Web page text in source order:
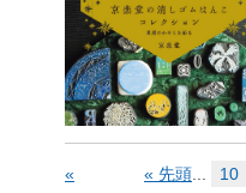
« 先頭
« 10